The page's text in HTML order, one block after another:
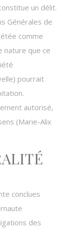
un délit.
Générales de
comme
nature que ce
pourrait
autorisé,
(Marie-Alix
conclues
des